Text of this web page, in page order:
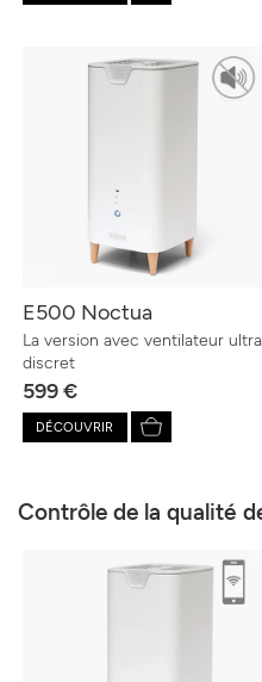
E500 Noctua
La version avec ventilateur ultra
discret
599 €
DÉCOUVRIR
Contrôle de la qualité